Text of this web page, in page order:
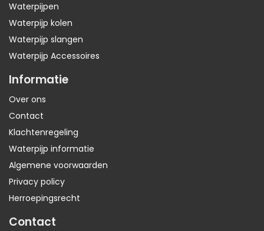
Waterpijpen
Waterpijp kolen
Waterpijp slangen
Waterpijp Accessoires
Informatie
Over ons
Contact
Klachtenregeling
Waterpijp informatie
Algemene voorwaarden
Privacy policy
Herroepingsrecht
Contact